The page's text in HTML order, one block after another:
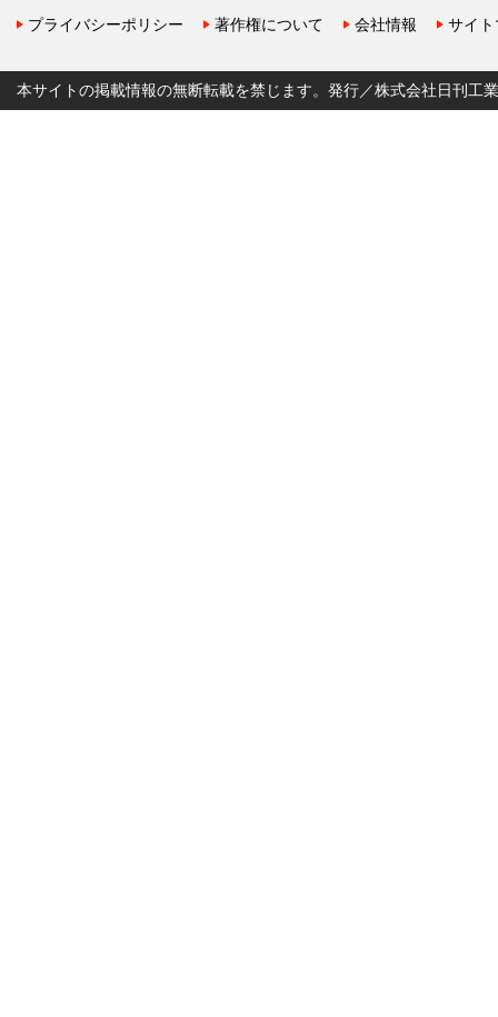
プライバシーポリシー 著作権について 会社情報 サイ
本サイトの掲載情報の無断転載を禁じます。発行／株式会社日刊